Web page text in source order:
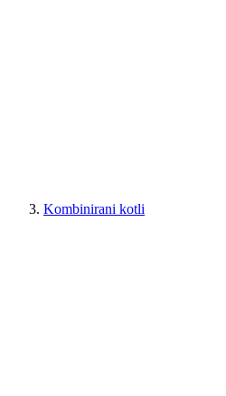
Kombinirani kotli